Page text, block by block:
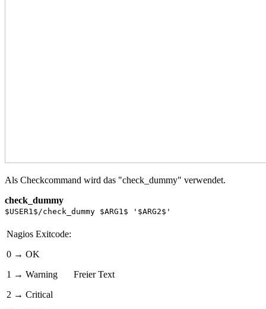
Als Checkcommand wird das "check_dummy" verwendet.
check_dummy
$USER1$/check_dummy $ARG1$ '$ARG2$'
Nagios Exitcode:
0 → OK
1 → Warning
2 → Critical
Freier Text